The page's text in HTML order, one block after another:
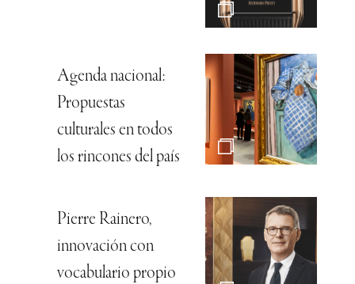
Agenda nacional:
Propuestas
culturales en todos
los rincones del país
Pierre Rainero,
innovación con
vocabulario propio